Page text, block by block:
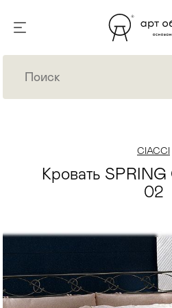
CIACCI
Кровать
02